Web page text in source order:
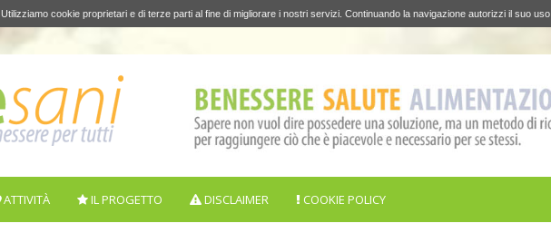
Utilizziamo cookie proprietari e di terze parti al fine di migliorare i nostri servizi. Continuando la navigazione autorizzi il suo uso.
ATTIVITÀ IL PROGETTO DISCLAIMER COOKIE POLICY